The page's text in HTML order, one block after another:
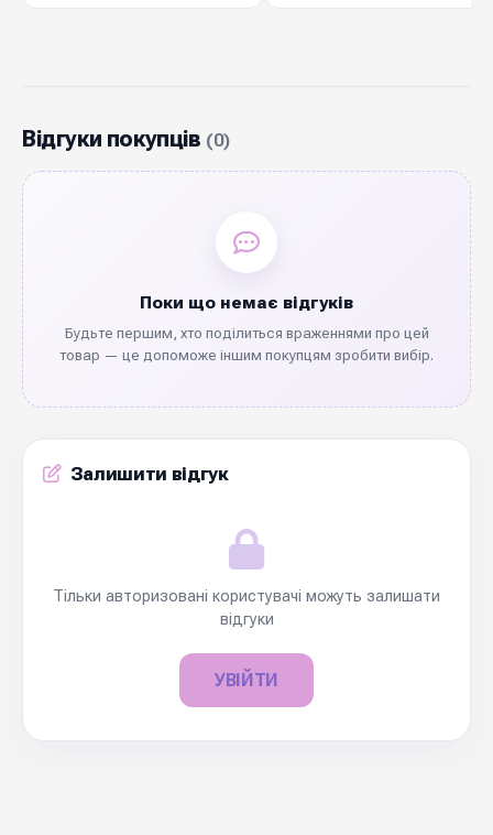
весільних оформлень та подарункової
швидка відправка по Україні.
Відгуки покупців (0)
Поки що немає відгуків
Будьте першим, хто поділиться враженнями про цей
товар — це допоможе іншим покупцям зробити вибір.
Залишити відгук
Тільки авторизовані користувачі можуть залишати
відгуки
УВІЙТИ